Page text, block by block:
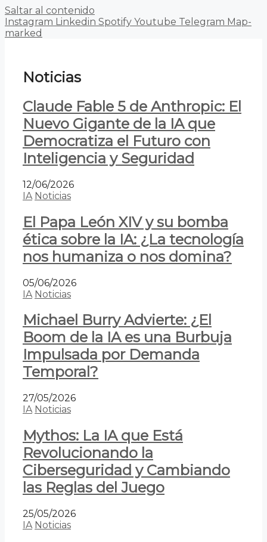
Saltar al contenido
Instagram Linkedin Spotify Youtube Telegram Map-
marked
Noticias
Claude Fable 5 de Anthropic: El
Nuevo Gigante de la IA que
Democratiza el Futuro con
Inteligencia y Seguridad
12/06/2026
IA Noticias
El Papa León XIV y su bomba
ética sobre la IA: ¿La tecnología
nos humaniza o nos domina?
05/06/2026
IA Noticias
Michael Burry Advierte: ¿El
Boom de la IA es una Burbuja
Impulsada por Demanda
Temporal?
27/05/2026
IA Noticias
Mythos: La IA que Está
Revolucionando la
Ciberseguridad y Cambiando
las Reglas del Juego
25/05/2026
IA Noticias